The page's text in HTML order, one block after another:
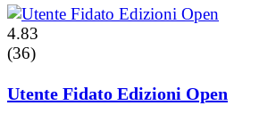
4.83
(36)
Utente Fidato Edizioni Open